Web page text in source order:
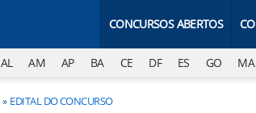
CONCURSOS ABERTOS
AL AM AP BA CE DF ES GO MA
EDITAL DO CONCURSO